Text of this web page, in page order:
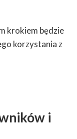
krokiem będzie
korzystania z
i